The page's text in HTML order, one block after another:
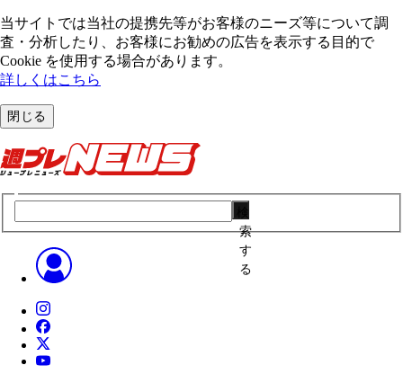
当サイトでは当社の提携先等がお客様のニーズ等について調
査・分析したり、お客様にお勧めの広告を表⽰する⽬的で
Cookie を使⽤する場合があります。
詳しくはこちら
閉じる
索
す
る